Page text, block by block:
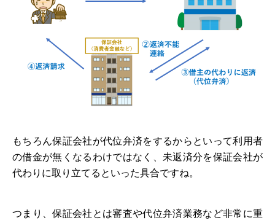
もちろん保証会社が代位弁済をするからといって利用者
の借金が無くなるわけではなく、未返済分を保証会社が
代わりに取り立てるといった具合ですね。
つまり、保証会社とは審査や代位弁済業務など非常に重